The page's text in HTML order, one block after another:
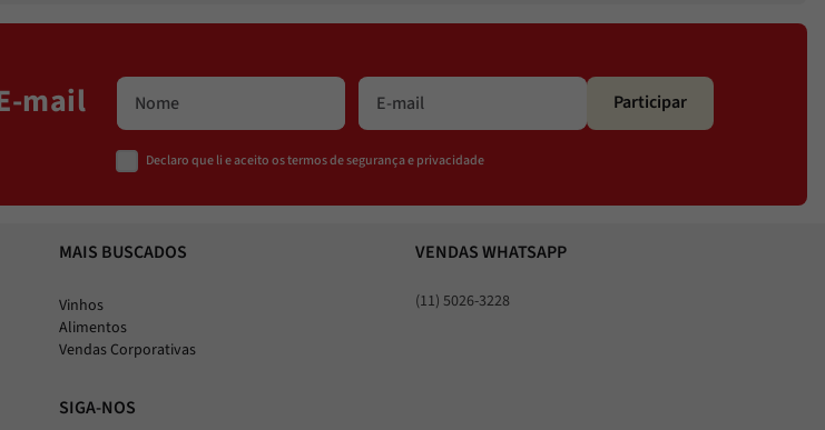
mail
Declaro que li e aceito os termos de segurança e privacidade
Participar
MAIS BUSCADOS
Vinhos
Alimentos
Vendas Corporativas
SIGA-NOS
VENDAS WHATSAPP
(11) 5026-3228